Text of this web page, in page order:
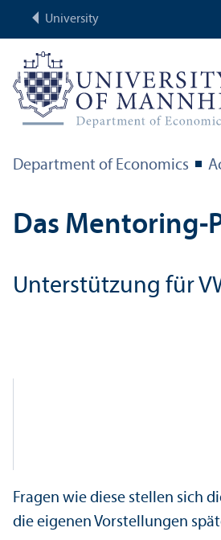
University
Department of Economics
Das Mentoring-
Unterstützung für
Fragen wie diese stellen sich
die eigenen Vorstellungen